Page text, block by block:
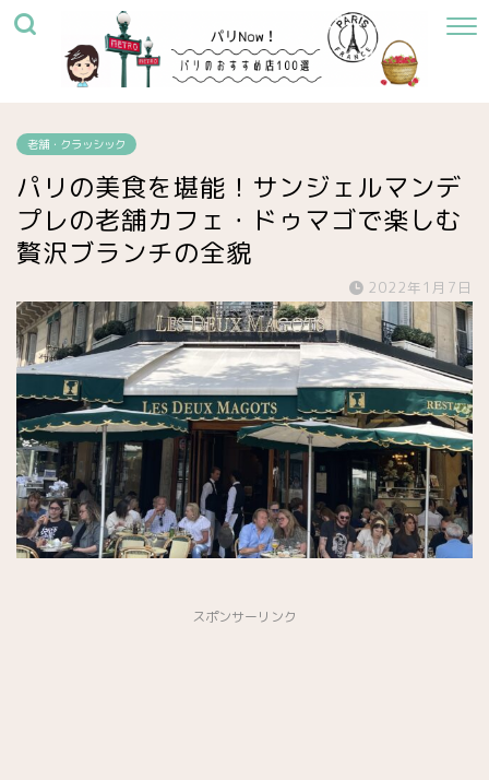
老舗・クラッシック
パリの美食を堪能！サンジェルマンデ
プレの老舗カフェ・ドゥマゴで楽しむ
贅沢ブランチの全貌
2022年1月7日
スポンサーリンク